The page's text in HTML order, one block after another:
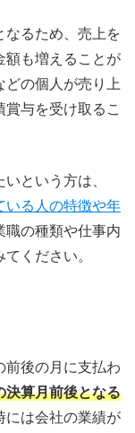
なるため、売上を
額も増えることが
どの個人が売り上
与を受け取るこ
という方は、
いる人の特徴や年
職の種類や仕事内
ください。
前後の月に支払わ
決算月前後となる
には会社の業績が